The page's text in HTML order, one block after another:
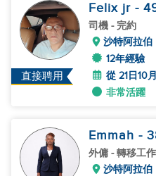
直接聘用
Felix jr -
司機 - 完約
沙特阿拉伯
12年經驗
從 21日10
非常活躍
Emmah -
外傭 - 轉移工
沙特阿拉伯